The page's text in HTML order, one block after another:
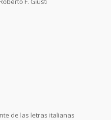
de las letras italianas